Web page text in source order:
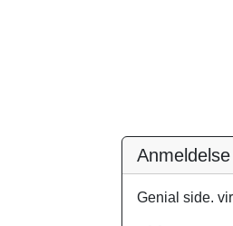
Anmeldelse
Genial side.